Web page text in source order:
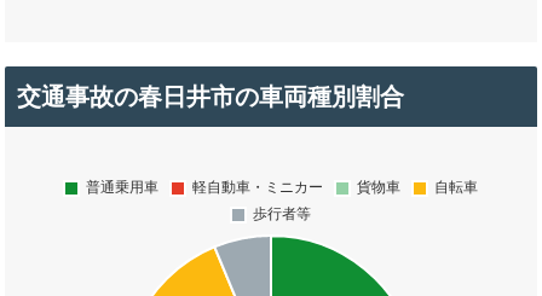
交通事故の春日井市の車両種別割合